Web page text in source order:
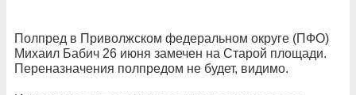
Полпред в Приволжском федеральном округе (ПФО)
Михаил Бабич 26 июня замечен на Старой площади.
Переназначения полпредом не будет, видимо.